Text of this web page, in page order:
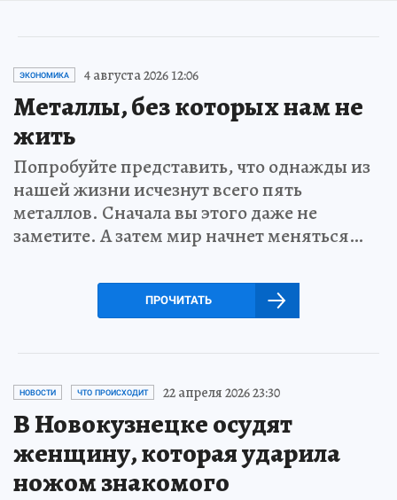
ЭКОНОМИКА 4 августа 2026 12:06
Металлы, без которых нам не
жить
Попробуйте представить, что однажды из
нашей жизни исчезнут всего пять
металлов. Сначала вы этого даже не
заметите. А затем мир начнет меняться…
ПРОЧИТАТЬ
НОВОСТИ ЧТО ПРОИСХОДИТ 22 апреля 2026 23:30
В Новокузнецке осудят
женщину, которая ударила
ножом знакомого